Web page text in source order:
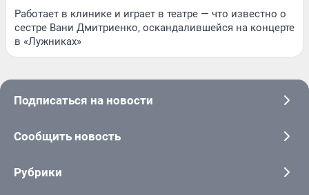
Работает в клинике и играет в театре — что известно о
сестре Вани Дмитриенко, оскандалившейся на концерте
в «Лужниках»
Подписаться на новости
Сообщить новость
Рубрики